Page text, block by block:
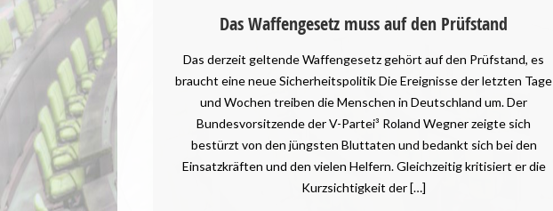
Das Waffengesetz muss auf den Prüfstand
Das derzeit geltende Waffengesetz gehört auf den Prüfstand, es
braucht eine neue Sicherheitspolitik Die Ereignisse der letzten Tage
und Wochen treiben die Menschen in Deutschland um. Der
Bundesvorsitzende der V-Partei³ Roland Wegner zeigte sich
bestürzt von den jüngsten Bluttaten und bedankt sich bei den
Einsatzkräften und den vielen Helfern. Gleichzeitig kritisiert er die
Kurzsichtigkeit der […]